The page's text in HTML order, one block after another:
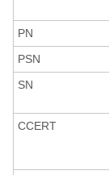
PN
PSN
SN
CCERT